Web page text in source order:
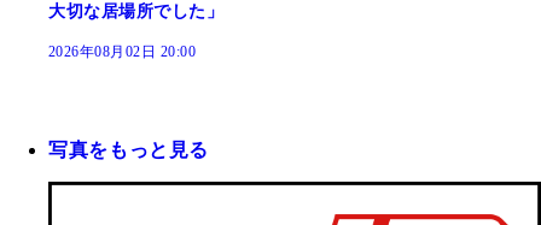
大切な居場所でした」
2026年08月02日 20:00
写真をもっと見る